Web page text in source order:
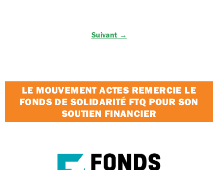
Suivant →
LE MOUVEMENT ACTES REMERCIE LE
FONDS DE SOLIDARITÉ FTQ POUR SON
SOUTIEN FINANCIER